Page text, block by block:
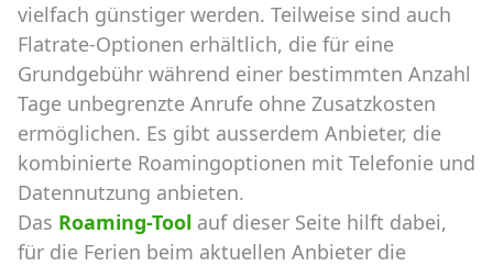
vielfach günstiger werden. Teilweise sind auch
Flatrate-Optionen erhältlich, die für eine
Grundgebühr während einer bestimmten Anzahl
Tage unbegrenzte Anrufe ohne Zusatzkosten
ermöglichen. Es gibt ausserdem Anbieter, die
kombinierte Roamingoptionen mit Telefonie und
Datennutzung anbieten.
Das Roaming-Tool auf dieser Seite hilft dabei,
für die Ferien beim aktuellen Anbieter die